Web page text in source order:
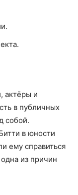
актёры и
в публичных
собой.
в юности
ему справиться
из причин